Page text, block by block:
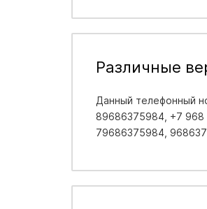
Различные
Данный телефонный
89686375984, +7
79686375984,